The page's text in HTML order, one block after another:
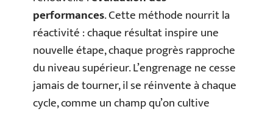
performances. Cette méthode nourrit la
réactivité : chaque résultat inspire une
nouvelle étape, chaque progrès rapproche
du niveau supérieur. L’engrenage ne cesse
jamais de tourner, il se réinvente à chaque
cycle, comme un champ qu’on cultive